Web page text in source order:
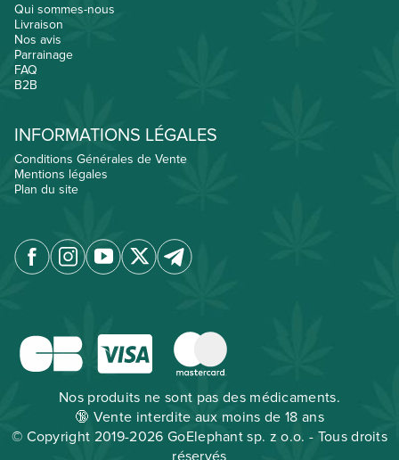
Qui sommes-nous
Livraison
Nos avis
Parrainage
FAQ
B2B
INFORMATIONS LÉGALES
Conditions Générales de Vente
Mentions légales
Plan du site
Nos produits ne sont pas des médicaments.
🔞 Vente interdite aux moins de 18 ans
© Copyright 2019-2026 GoElephant sp. z o.o. - Tous droits
réservés